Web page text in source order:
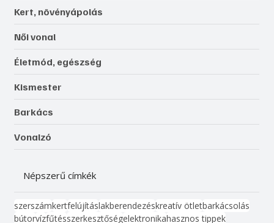
Kert, növényápolás
Női vonal
Életmód, egészség
Kismester
Barkács
Vonalzó
Népszerű címkék
szerszámkertfelújításlakberendezéskreatív ötletbarkácsolás
bútorvízfűtésszerkesztőségelektronikahasznos tippek